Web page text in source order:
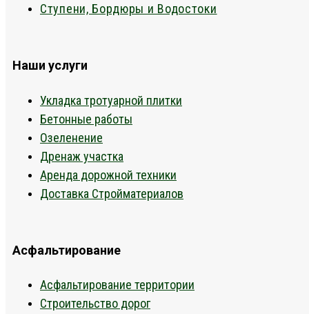
Ступени, Бордюры и Водостоки
Наши услуги
Укладка тротуарной плитки
Бетонные работы
Озеленение
Дренаж участка
Аренда дорожной техники
Доставка Стройматериалов
Асфальтирование
Асфальтирование территории
Строительство дорог